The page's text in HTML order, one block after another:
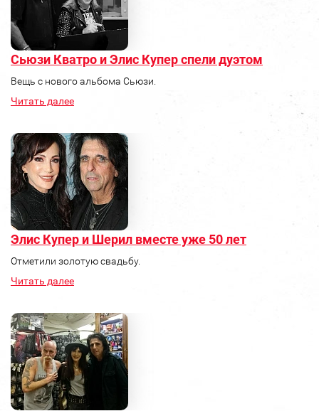
Сьюзи Кватро и Элис Купер спели дуэтом
Вещь с нового альбома Сьюзи.
Читать далее
Элис Купер и Шерил вместе уже 50 лет
Отметили золотую свадьбу.
Читать далее